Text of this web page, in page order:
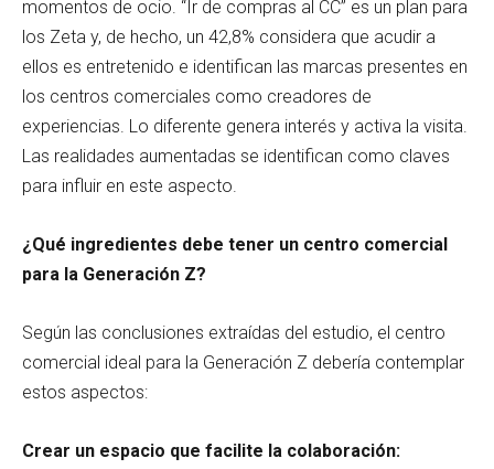
momentos de ocio. “Ir de compras al CC” es un plan para
los Zeta y, de hecho, un 42,8% considera que acudir a
ellos es entretenido e identifican las marcas presentes en
los centros comerciales como creadores de
experiencias. Lo diferente genera interés y activa la visita.
Las realidades aumentadas se identifican como claves
para influir en este aspecto.
¿Qué ingredientes debe tener un centro comercial
para la Generación Z?
Según las conclusiones extraídas del estudio, el centro
comercial ideal para la Generación Z debería contemplar
estos aspectos:
Crear un espacio que facilite la colaboración: